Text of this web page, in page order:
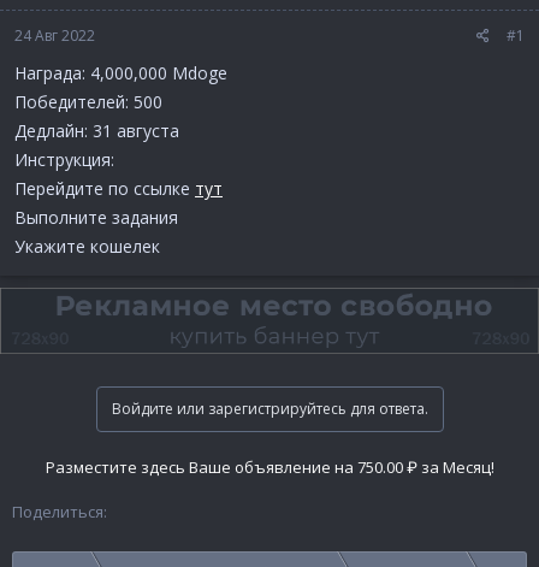
24 Авг 2022 #1
Награда: 4,000,000 Mdoge
Победителей: 500
Дедлайн: 31 августа
Инструкция:
Перейдите по ссылке тут
Выполните задания
Укажите кошелек
Войдите или зарегистрируйтесь для ответа.
Разместите здесь Ваше объявление на 750.00 ₽ за Месяц!
Поделиться: